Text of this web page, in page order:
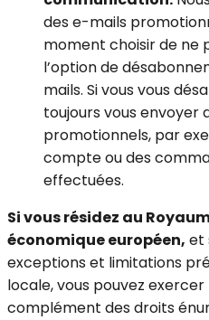
des e-mails
moment choisir de ne
l’option de
mails. Si vous vous
toujours vous envoyer
promotionnels, par
compte ou des
effectuées.
Si vous résidez au
économique européen, et
exceptions et limitations
locale, vous pouvez
complément des droits